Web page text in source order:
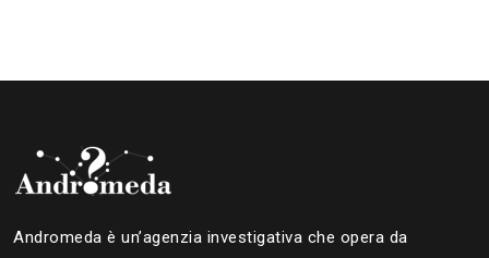
Andromeda è un’agenzia investigativa che opera da